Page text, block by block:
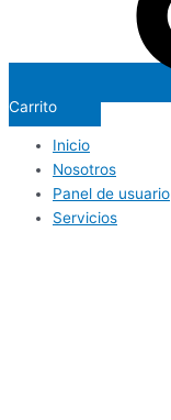
Carrito
Inicio
Nosotros
Panel de usuario
Servicios